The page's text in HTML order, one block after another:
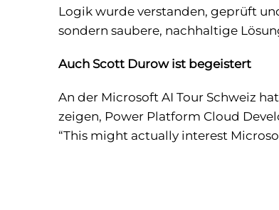
Logik wurde verstanden, geprüft
sondern saubere, nachhaltige
Auch Scott Durow ist begeistert
An der Microsoft AI Tour Schweiz
zeigen, Power Platform Cloud
“This might actually interest